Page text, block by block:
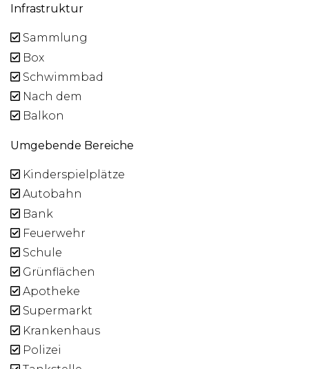
Infrastruktur
Sammlung
Box
Schwimmbad
Nach dem
Balkon
Umgebende Bereiche
Kinderspielplätze
Autobahn
Bank
Feuerwehr
Schule
Grünflächen
Apotheke
Supermarkt
Krankenhaus
Polizei